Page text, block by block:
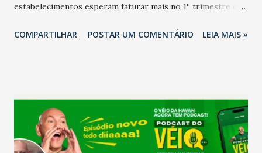
estabelecimentos esperam faturar mais no 1º trimestre de
relação ao último trimestre deste ano, 56% também
confraternizações de fim de ano e pelo pagamento do 13º
Salário para um número maior de trabalhadores, já que o
país tem a menor taxa de desemprego dos anos recentes.
COMPARTILHAR POSTAR UM COMENTÁRIO LEIA MAIS »